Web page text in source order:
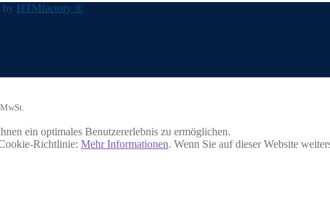
by HTMfactory ®
ein optimales Benutzererlebnis zu ermöglichen.
Richtlinie: Mehr Informationen. Wenn Sie auf dieser Website